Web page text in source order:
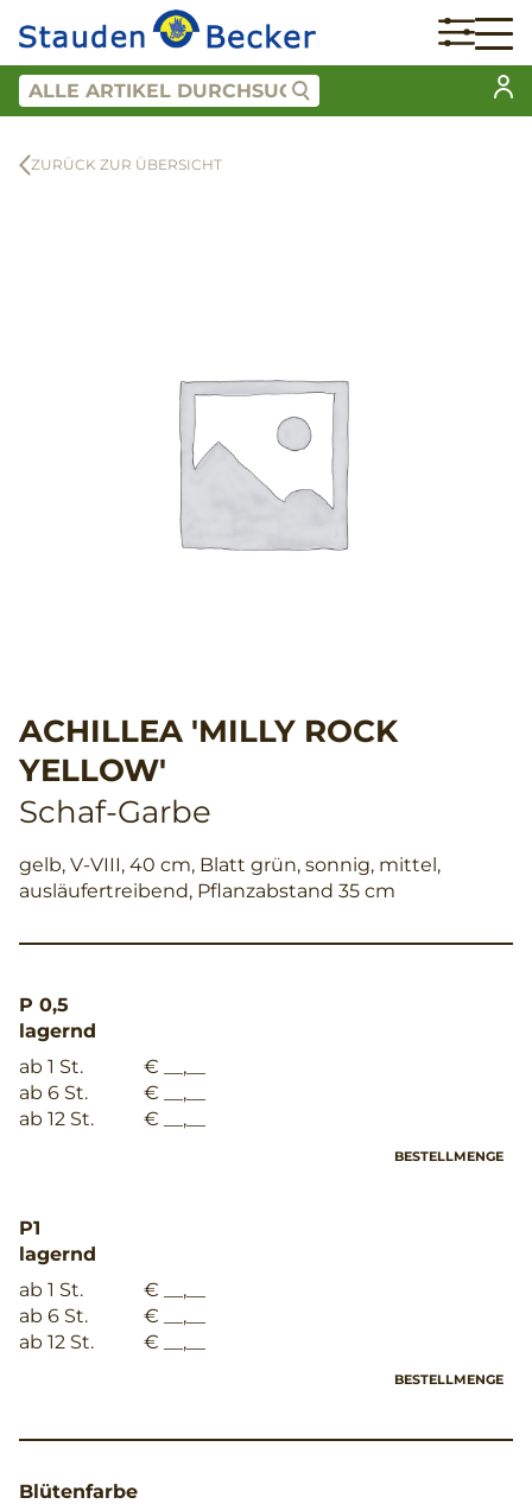
ZURÜCK ZUR ÜBERSICHT
ACHILLEA 'MILLY ROCK
YELLOW'
Schaf-Garbe
gelb, V-VIII, 40 cm, Blatt grün, sonnig, mittel,
ausläufertreibend, Pflanzabstand 35 cm
P 0,5
lagernd
ab 1 St.
€ __,__
ab 6 St.
€ __,__
ab 12 St.
€ __,__
BESTELLMENGE
P1
lagernd
ab 1 St.
€ __,__
ab 6 St.
€ __,__
ab 12 St.
€ __,__
BESTELLMENGE
Blütenfarbe